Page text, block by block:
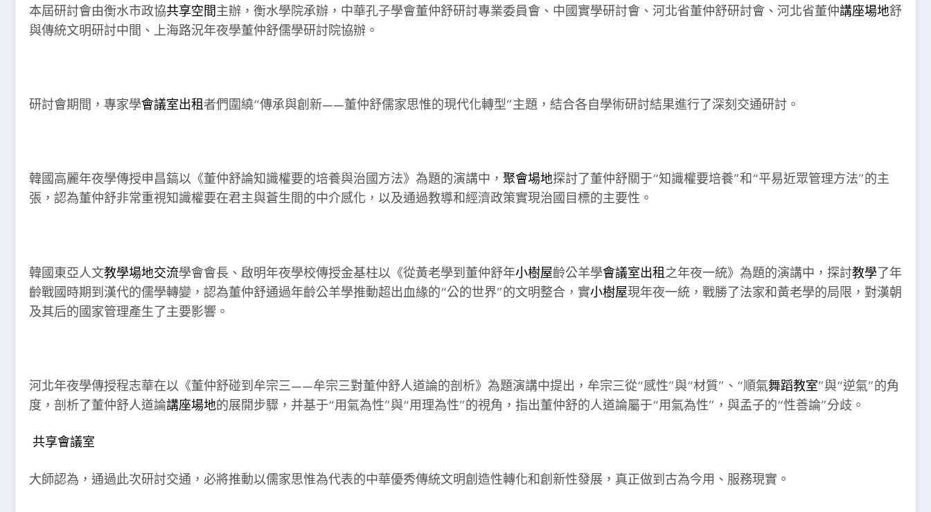
本屆研討會由衡水市政協共享空間主辦，衡水學院承辦，中華孔子學會董仲舒研討專業委員會、中國實學研討會、河北省董仲舒研討會、河北省董仲講座場地舒
與傳統文明研討中間、上海路況年夜學董仲舒儒學研討院協辦。
研討會期間，專家學會議室出租者們圍繞“傳承與創新——董仲舒儒家思惟的現代化轉型”主題，結合各自學術研討結果進行了深刻交通研討。
韓國高麗年夜學傳授申昌鎬以《董仲舒論知識權要的培養與治國方法》為題的演講中， 聚會場地探討了董仲舒關于“知識權要培養”和“平易近眾管理方法”的主
張，認為董仲舒非常重視知識權要在君主與蒼生間的中介感化，以及通過教導和經濟政策實現治國目標的主要性。
韓國東亞人文教學場地交流學會會長、啟明年夜學校傳授金基柱以《從黃老學到董仲舒年小樹屋齡公羊學會議室出租之年夜一統》為題的演講中，探討教學了年
齡戰國時期到漢代的儒學轉變，認為董仲舒通過年齡公羊學推動超出血緣的“公的世界”的文明整合，實小樹屋現年夜一統，戰勝了法家和黃老學的局限，對漢朝
及其后的國家管理產生了主要影響。
河北年夜學傳授程志華在以《董仲舒碰到牟宗三——牟宗三對董仲舒人道論的剖析》為題演講中提出，牟宗三從“感性”與“材質”、“順氣舞蹈教室”與“逆氣”的角
度，剖析了董仲舒人道論講座場地的展開步驟，并基于“用氣為性”與“用理為性”的視角，指出董仲舒的人道論屬于“用氣為性”，與孟子的“性善論”分歧。
共享會議室
大師認為，通過此次研討交通，必將推動以儒家思惟為代表的中華優秀傳統文明創造性轉化和創新性發展，真正做到古為今用、服務現實。